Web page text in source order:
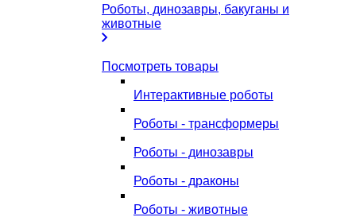
Роботы, динозавры, бакуганы и
животные
Посмотреть товары
Интерактивные роботы
Роботы - трансформеры
Роботы - динозавры
Роботы - драконы
Роботы - животные